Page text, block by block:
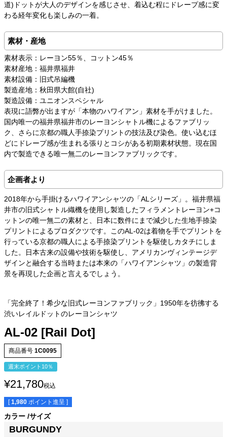
道)ドットが大人のデザインを感じさせ、着込む程にドレープ感に変
わる経年変化も楽しみの一着。
素材・産地
素材表示：レーヨン55％、コットン45％
素材産地：福井県福井
素材設備：旧式吊編機
製造産地：秋田県大館(自社)
製造設備：ユニオンスペシャル
表現に語弊が出ますが「本物のハワイアン」素材を手がけました。
国内唯一の福井県福井市のレーヨンシャトル機によるファブリッ
ク、さらに京都の職人手捺染プリントの技法及び染色。使い込むほ
どにドレープ感が生まれる張りとコシがある初期素材状態。現在国
内で製造できる唯一無二のレーヨンファブリックです。
企画者より
2018年から手掛けるハワイアンシャツの「ALシリーズ」。福井県福
井市の旧式シャトル織機を使用し製造したフィラメントレーヨン+コ
ットンの唯一無二の素材と、日本に数件にまで減少した生地手捺染
プリントによるプロダクツです。このAL-02は着物を手でプリントを
行っている京都の職人による手捺染プリントを駆使しカタチにしま
した。日本古来の設備や技術を駆使し、アメリカンヴィンテージデ
ザインと融合する当時または本来の「ハワイアンシャツ」の製造背
景を再現した企画と言えるでしょう。
「完全終了！希少な旧式レーヨンファブリック」1950年を彷彿する
渋いレイルドットのレーヨンシャツ
AL-02 [Rail Dot]
商品番号 1C0095
週末ポイント10％
¥21,780税込
[ 1,980 ポイント進呈 ]
カラー サイズ
BURGUNDY